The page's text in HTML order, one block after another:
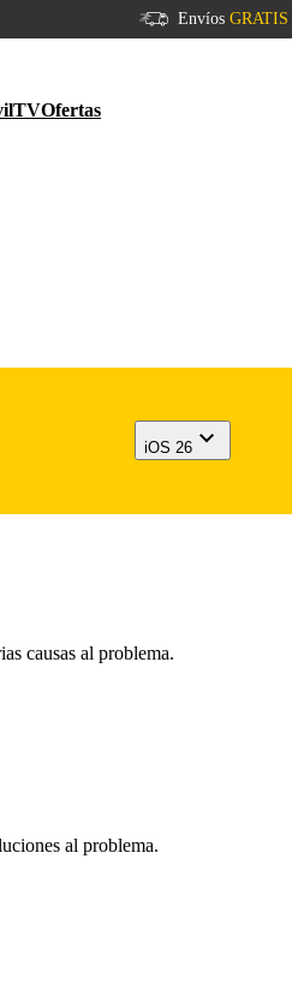
Envíos GRATIS
TVOfertas
iOS 26
causas al problema.
al problema.